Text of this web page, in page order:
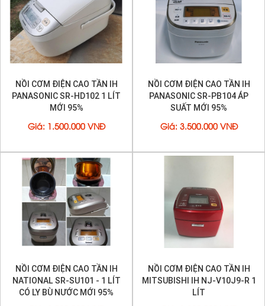
NỒI CƠM ĐIỆN CAO TẦN IH
PANASONIC SR-HD102 1 LÍT
MỚI 95%
Giá: 1.500.000 VNĐ
NỒI CƠM ĐIỆN CAO TẦN IH
PANASONIC SR-PB104 ÁP
SUẤT MỚI 95%
Giá: 3.500.000 VNĐ
NỒI CƠM ĐIỆN CAO TẦN IH
NATIONAL SR-SU101 - 1 LÍT
CÓ LY BÙ NƯỚC MỚI 95%
NỒI CƠM ĐIỆN CAO TẦN IH
MITSUBISHI IH NJ-V10J9-R 1
LÍT